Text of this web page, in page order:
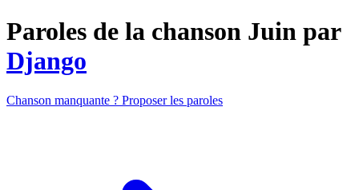
Paroles de la chanson Juin par
Django
Chanson manquante ? Proposer les paroles